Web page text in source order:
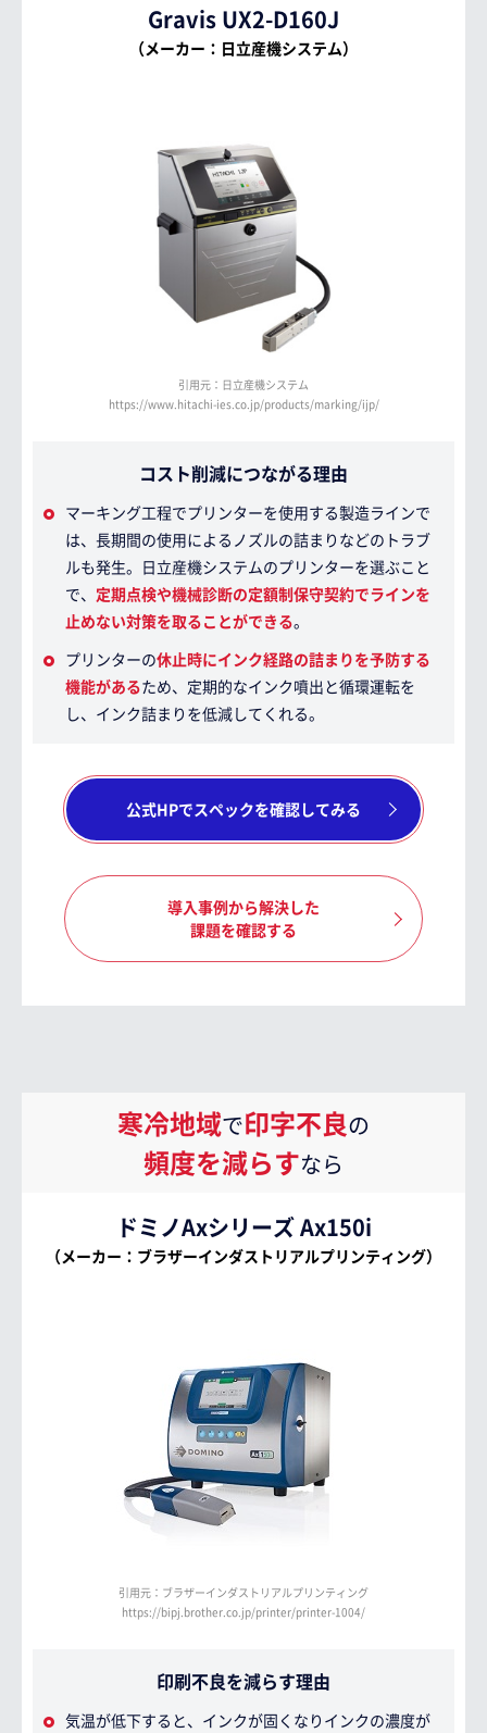
Gravis UX2-D160J
（メーカー：日立産機システム）
引用元：日立産機システム
https://www.hitachi-ies.co.jp/products/marking/ijp/
コスト削減につながる理由
マーキング工程でプリンターを使用する製造ラインで
は、長期間の使用によるノズルの詰まりなどのトラブ
ルも発生。日立産機システムのプリンターを選ぶこと
で、 定期点検や機械診断の定額制保守契約でラインを
止めない対策を取ることができる。
プリンターの休止時にインク経路の詰まりを予防する
機能があるため、定期的なインク噴出と循環運転を
し、インク詰まりを低減してくれる。
公式HPでスペックを確認してみる
導入事例から解決した
課題を確認する
寒冷地域で印字不良の
頻度を減らすなら
ドミノAxシリーズ Ax150i
（メーカー：ブラザーインダストリアルプリンティング）
引用元：ブラザーインダストリアルプリンティング
https://bipj.brother.co.jp/printer/printer-1004/
印刷不良を減らす理由
気温が低下すると、インクが固くなりインクの濃度が